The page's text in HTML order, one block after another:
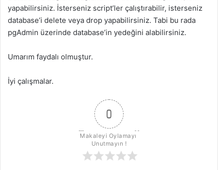
yapabilirsiniz. İsterseniz script’ler çalıştırabilir, isterseniz
database’i delete veya drop yapabilirsiniz. Tabi bu rada
pgAdmin üzerinde database’in yedeğini alabilirsiniz.
Umarım faydalı olmuştur.
İyi çalışmalar.
0
Makaleyi Oylamayı
Unutmayın !